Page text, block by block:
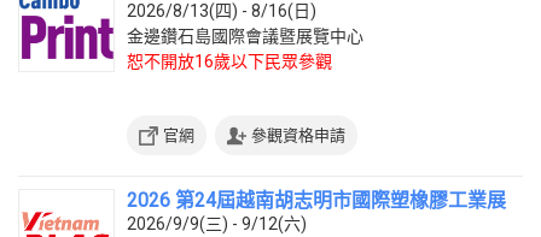
2026/8/13(四) - 8/16(日)
金邊鑽石島國際會議暨展覽中心
恕不開放16歲以下民眾參觀
官網 參觀資格申請
2026 第24屆越南胡志明市國際塑橡膠工業展
2026/9/9(三) - 9/12(六)